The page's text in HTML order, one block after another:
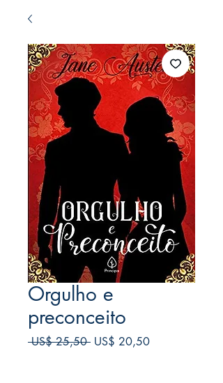
Orgulho e
preconceito
US$ 25,50 Preço
US$ 20,50Preço